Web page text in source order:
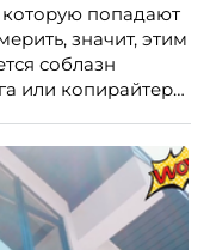
которую попадают
значит, этим
соблазн
или копирайтера
не ценность,
— это тот редкий
могут не